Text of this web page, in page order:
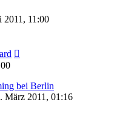
2011, 11:00
bei Berlin
März 2011, 01:16